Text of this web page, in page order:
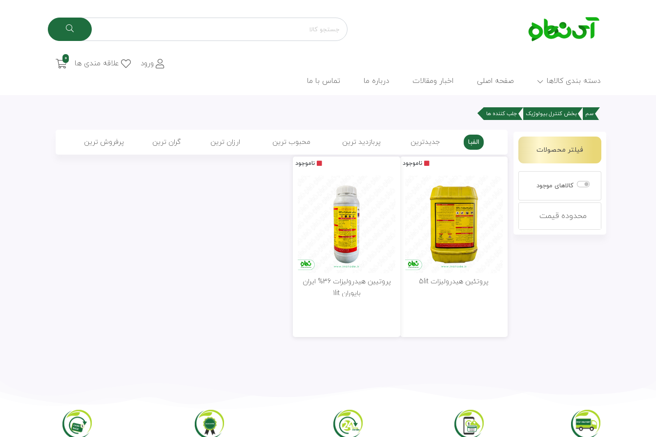
ورود علاقه مندی ها
0
دسته بندی کالاها صفحه اصلی اخبار ومقالات درباره ما تماس با ما
سم بخش کنترل بیولوژیک جلب کننده ها
فیلتر محصولات
کالاهای موجود
محدوده قیمت
الفبا جدیدترین پربازدید ترین محبوب ترین ارزان ترین گران ترین پرفروش ترین
ناموجود
پروتئین هیدرولیزات 5lit
ناموجود
پروتيين هيدروليزات 36% ايران
بايوران 1lit